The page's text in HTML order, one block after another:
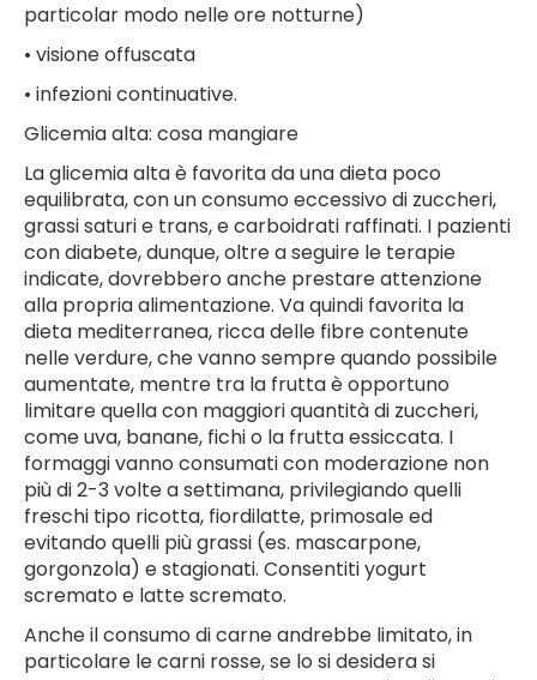
particolar modo nelle ore notturne)
• visione offuscata
• infezioni continuative.
Glicemia alta: cosa mangiare
La glicemia alta è favorita da una dieta poco
equilibrata, con un consumo eccessivo di zuccheri,
grassi saturi e trans, e carboidrati raffinati. I pazienti
con diabete, dunque, oltre a seguire le terapie
indicate, dovrebbero anche prestare attenzione
alla propria alimentazione. Va quindi favorita la
dieta mediterranea, ricca delle fibre contenute
nelle verdure, che vanno sempre quando possibile
aumentate, mentre tra la frutta è opportuno
limitare quella con maggiori quantità di zuccheri,
come uva, banane, fichi o la frutta essiccata. I
formaggi vanno consumati con moderazione non
più di 2-3 volte a settimana, privilegiando quelli
freschi tipo ricotta, fiordilatte, primosale ed
evitando quelli più grassi (es. mascarpone,
gorgonzola) e stagionati. Consentiti yogurt
scremato e latte scremato.
Anche il consumo di carne andrebbe limitato, in
particolare le carni rosse, se lo si desidera si